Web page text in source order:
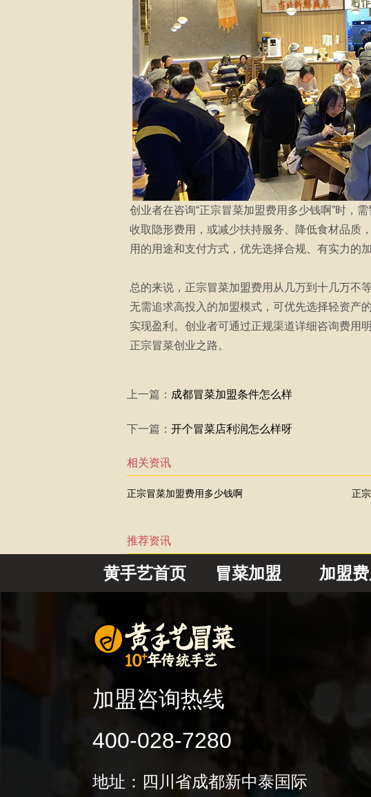
创业者在咨询“正宗冒菜加盟费用多少钱啊”时，
收取隐形费用，或减少扶持服务、降低食材品质
用的用途和支付方式，优先选择合规、有实力的
总的来说，正宗冒菜加盟费用从几万到十几万不
无需追求高投入的加盟模式，可优先选择轻资产
实现盈利。创业者可通过正规渠道详细咨询费用
正宗冒菜创业之路。
上一篇： 成都冒菜加盟条件怎么样
下一篇： 开个冒菜店利润怎么样呀
相关资讯
正宗冒菜加盟费用多少钱啊 正
推荐资讯
黄手艺首页 冒菜加盟 加盟费
加盟咨询热线
400-028-7280
地址：四川省成都新中泰国际